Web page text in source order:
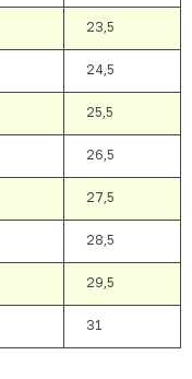
23,5
24,5
25,5
26,5
27,5
28,5
29,5
31